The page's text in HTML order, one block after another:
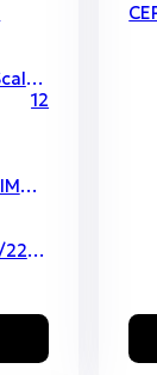
Intel Xeon Scalable v.3 / 2 / 250 Вт
12
RDIMM, LRDIMM, 3DS-DIMM, ECC REG;
2 M.2 2280/22110